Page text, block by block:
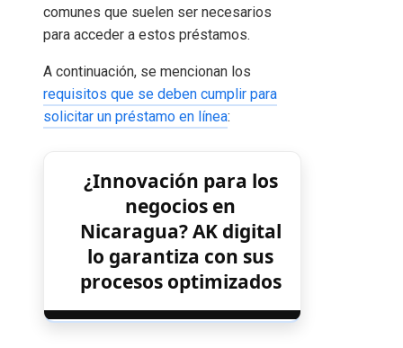
comunes que suelen ser necesarios
para acceder a estos préstamos.
A continuación, se mencionan los
requisitos que se deben cumplir para
solicitar un préstamo en línea:
¿Innovación para los
negocios en
Nicaragua? AK digital
lo garantiza con sus
procesos optimizados